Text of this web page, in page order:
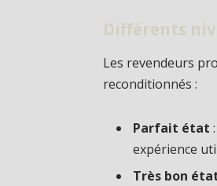
Différents
Les revendeurs
reconditionnés :
Parfait état
expérience
Très bon